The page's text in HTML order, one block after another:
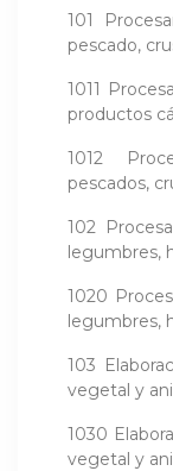
101
pescado,
1011
productos
1012
pescados,
102
legumbres,
1020
legumbres,
103
vegetal y
1030
vegetal y